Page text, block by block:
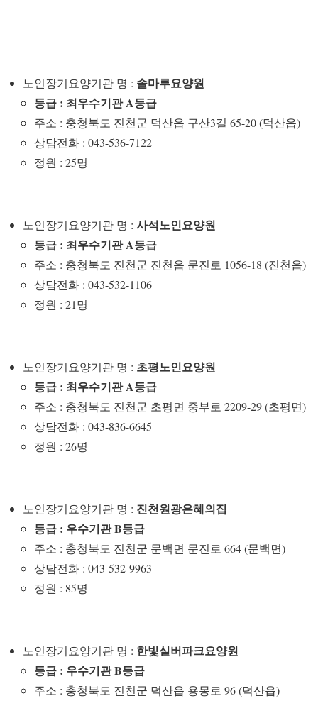
노인장기요양기관 명 : 솔마루요양원
등급 : 최우수기관 A등급
주소 : 충청북도 진천군 덕산읍 구산3길 65-20 (덕산읍)
상담전화 : 043-536-7122
정원 : 25명
노인장기요양기관 명 : 사석노인요양원
등급 : 최우수기관 A등급
주소 : 충청북도 진천군 진천읍 문진로 1056-18 (진천읍)
상담전화 : 043-532-1106
정원 : 21명
노인장기요양기관 명 : 초평노인요양원
등급 : 최우수기관 A등급
주소 : 충청북도 진천군 초평면 중부로 2209-29 (초평면)
상담전화 : 043-836-6645
정원 : 26명
노인장기요양기관 명 : 진천원광은혜의집
등급 : 우수기관 B등급
주소 : 충청북도 진천군 문백면 문진로 664 (문백면)
상담전화 : 043-532-9963
정원 : 85명
노인장기요양기관 명 : 한빛실버파크요양원
등급 : 우수기관 B등급
주소 : 충청북도 진천군 덕산읍 용몽로 96 (덕산읍)